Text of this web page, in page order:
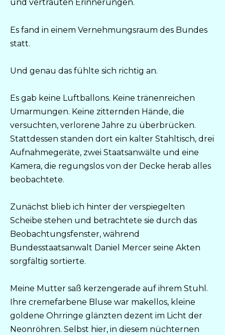
und vertrauten Erinnerungen.
Es fand in einem Vernehmungsraum des Bundes
statt.
Und genau das fühlte sich richtig an.
Es gab keine Luftballons. Keine tränenreichen
Umarmungen. Keine zitternden Hände, die
versuchten, verlorene Jahre zu überbrücken.
Stattdessen standen dort ein kalter Stahltisch, drei
Aufnahmegeräte, zwei Staatsanwälte und eine
Kamera, die regungslos von der Decke herab alles
beobachtete.
Zunächst blieb ich hinter der verspiegelten
Scheibe stehen und betrachtete sie durch das
Beobachtungsfenster, während
Bundesstaatsanwalt Daniel Mercer seine Akten
sorgfältig sortierte.
Meine Mutter saß kerzengerade auf ihrem Stuhl.
Ihre cremefarbene Bluse war makellos, kleine
goldene Ohrringe glänzten dezent im Licht der
Neonröhren. Selbst hier, in diesem nüchternen